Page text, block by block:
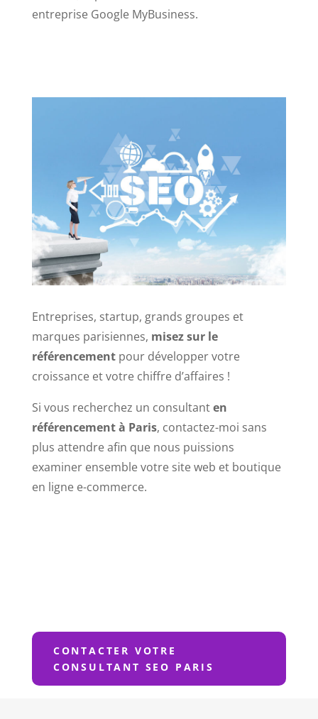
entreprise Google MyBusiness.
Entreprises, startup, grands groupes et
marques parisiennes, misez sur le
référencementpour développer votre
croissance et votre chiffre d’affaires !
Si vous recherchez un consultanten
référencement à Paris, contactez-moi sans
plus attendre afin que nous puissions
examiner ensemble votre site web et boutique
en ligne e-commerce.
CONTACTER VOTRE
CONSULTANT SEO PARIS